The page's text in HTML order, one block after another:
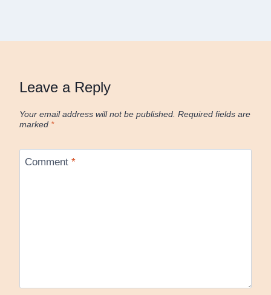
Leave a Reply
Your email address will not be published. Required fields are
marked *
Comment *